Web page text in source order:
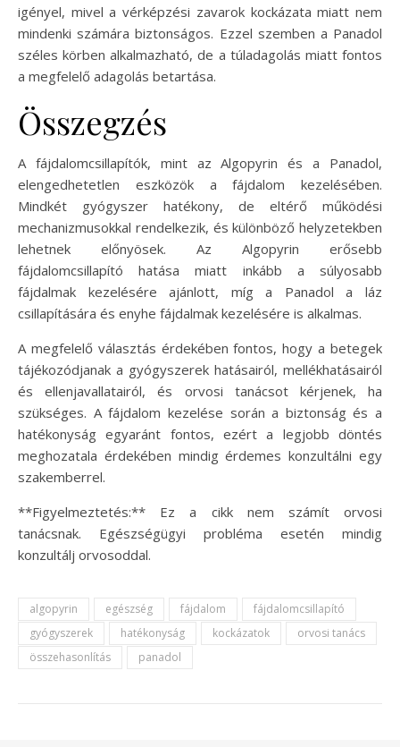
igényel, mivel a vérképzési zavarok kockázata miatt nem
mindenki számára biztonságos. Ezzel szemben a Panadol
széles körben alkalmazható, de a túladagolás miatt fontos
a megfelelő adagolás betartása.
Összegzés
A fájdalomcsillapítók, mint az Algopyrin és a Panadol,
elengedhetetlen eszközök a fájdalom kezelésében.
Mindkét gyógyszer hatékony, de eltérő működési
mechanizmusokkal rendelkezik, és különböző helyzetekben
lehetnek előnyösek. Az Algopyrin erősebb
fájdalomcsillapító hatása miatt inkább a súlyosabb
fájdalmak kezelésére ajánlott, míg a Panadol a láz
csillapítására és enyhe fájdalmak kezelésére is alkalmas.
A megfelelő választás érdekében fontos, hogy a betegek
tájékozódjanak a gyógyszerek hatásairól, mellékhatásairól
és ellenjavallatairól, és orvosi tanácsot kérjenek, ha
szükséges. A fájdalom kezelése során a biztonság és a
hatékonyság egyaránt fontos, ezért a legjobb döntés
meghozatala érdekében mindig érdemes konzultálni egy
szakemberrel.
**Figyelmeztetés:** Ez a cikk nem számít orvosi
tanácsnak. Egészségügyi probléma esetén mindig
konzultálj orvosoddal.
algopyrin egészség fájdalom
fájdalomcsillapító
gyógyszerek
hatékonyság kockázatok
orvosi tanács
összehasonlítás
panadol